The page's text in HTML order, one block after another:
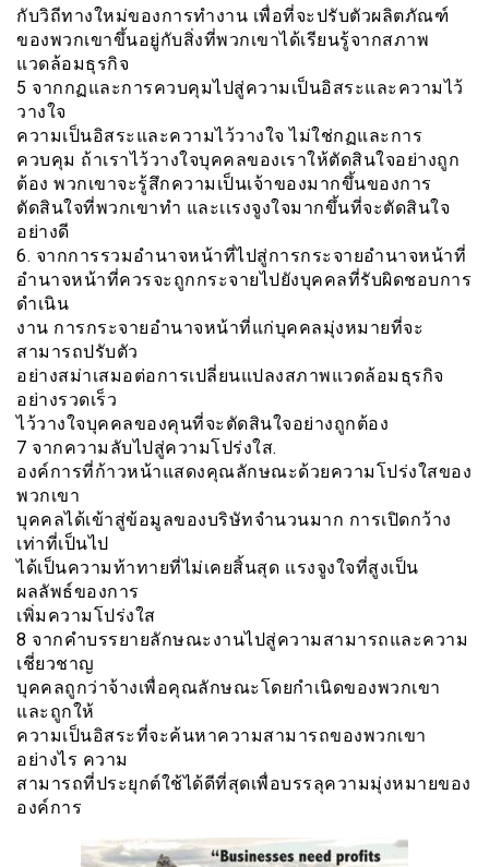
กับวิถีทางใหม่ของการทำงาน เพื่อที่จะปรับตัวผลิตภัณฑ์
ของพวกเขาขึ้นอยู่กับสิ่งที่พวกเขาได้เรียนรู้จากสภาพ
แวดล้อมธุรกิจ
5 จากกฏและการควบคุมไปสู่ความเป็นอิสระและความไว้
วางใจ
ความเป็นอิสระและความไว้วางใจ ไม่ใช่กฏและการ
ควบคุม ถ้าเราไว้วางใจบุคคลของเราให้ตัดสินใจอย่างถูก
ต้อง พวกเขาจะรู้สึกความเป็นเจ้าของมากขึ้นของการ
ตัดสินใจที่พวกเขาทำ และเเรงจูงใจมากขึ้นที่จะตัดสินใจ
อย่างดี
6. จากการรวมอำนาจหน้าที่ไปสู่การกระจายอำนาจหน้าที่
อำนาจหน้าที่ควรจะถูกกระจายไปยังบุคคลที่รับผิดชอบการ
ดำเนิน
งาน การกระจายอำนาจหน้าที่แก่บุคคลมุ่งหมายที่จะ
สามารถปรับตัว
อย่างสม่าเสมอต่อการเปลี่ยนแปลงสภาพแวดล้อมธุรกิจ
อย่างรวดเร็ว
ไว้วางใจบุคคลของคุนที่จะตัดสินใจอย่างถูกต้อง
7 จากความลับไปสู่ความโปร่งใส.
องค์การที่ก้าวหน้าแสดงคุณลักษณะด้วยความโปร่งใสของ
พวกเขา
บุคคลได้เข้าสู่ข้อมูลของบริษัทจำนวนมาก การเปิดกว้าง
เท่าที่เป็นไป
ได้เป็นความท้าทายที่ไม่เคยสิ้นสุด เเรงจูงใจที่สูงเป็น
ผลลัพธ์ของการ
เพิ่มความโปร่งใส
8 จากคำบรรยายลักษณะงานไปสู่ความสามารถและความ
เชี่ยวชาญ
บุคคลถูกว่าจ้างเพื่อคุณลักษณะโดยกำเนิดของพวกเขา
และถูกให้
ความเป็นอิสระที่จะค้นหาความสามารถของพวกเขา
อย่างไร ความ
สามารถที่ประยุกต์ใช้ได้ดีที่สุดเพื่อบรรลุความมุ่งหมายของ
องค์การ